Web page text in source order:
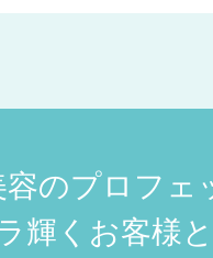
容のプロフェ
輝くお客様